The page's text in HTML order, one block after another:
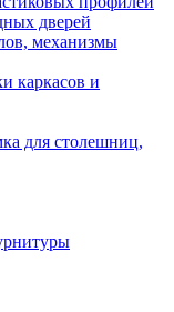
дверей
механизмы
каркасов и
для столешниц,